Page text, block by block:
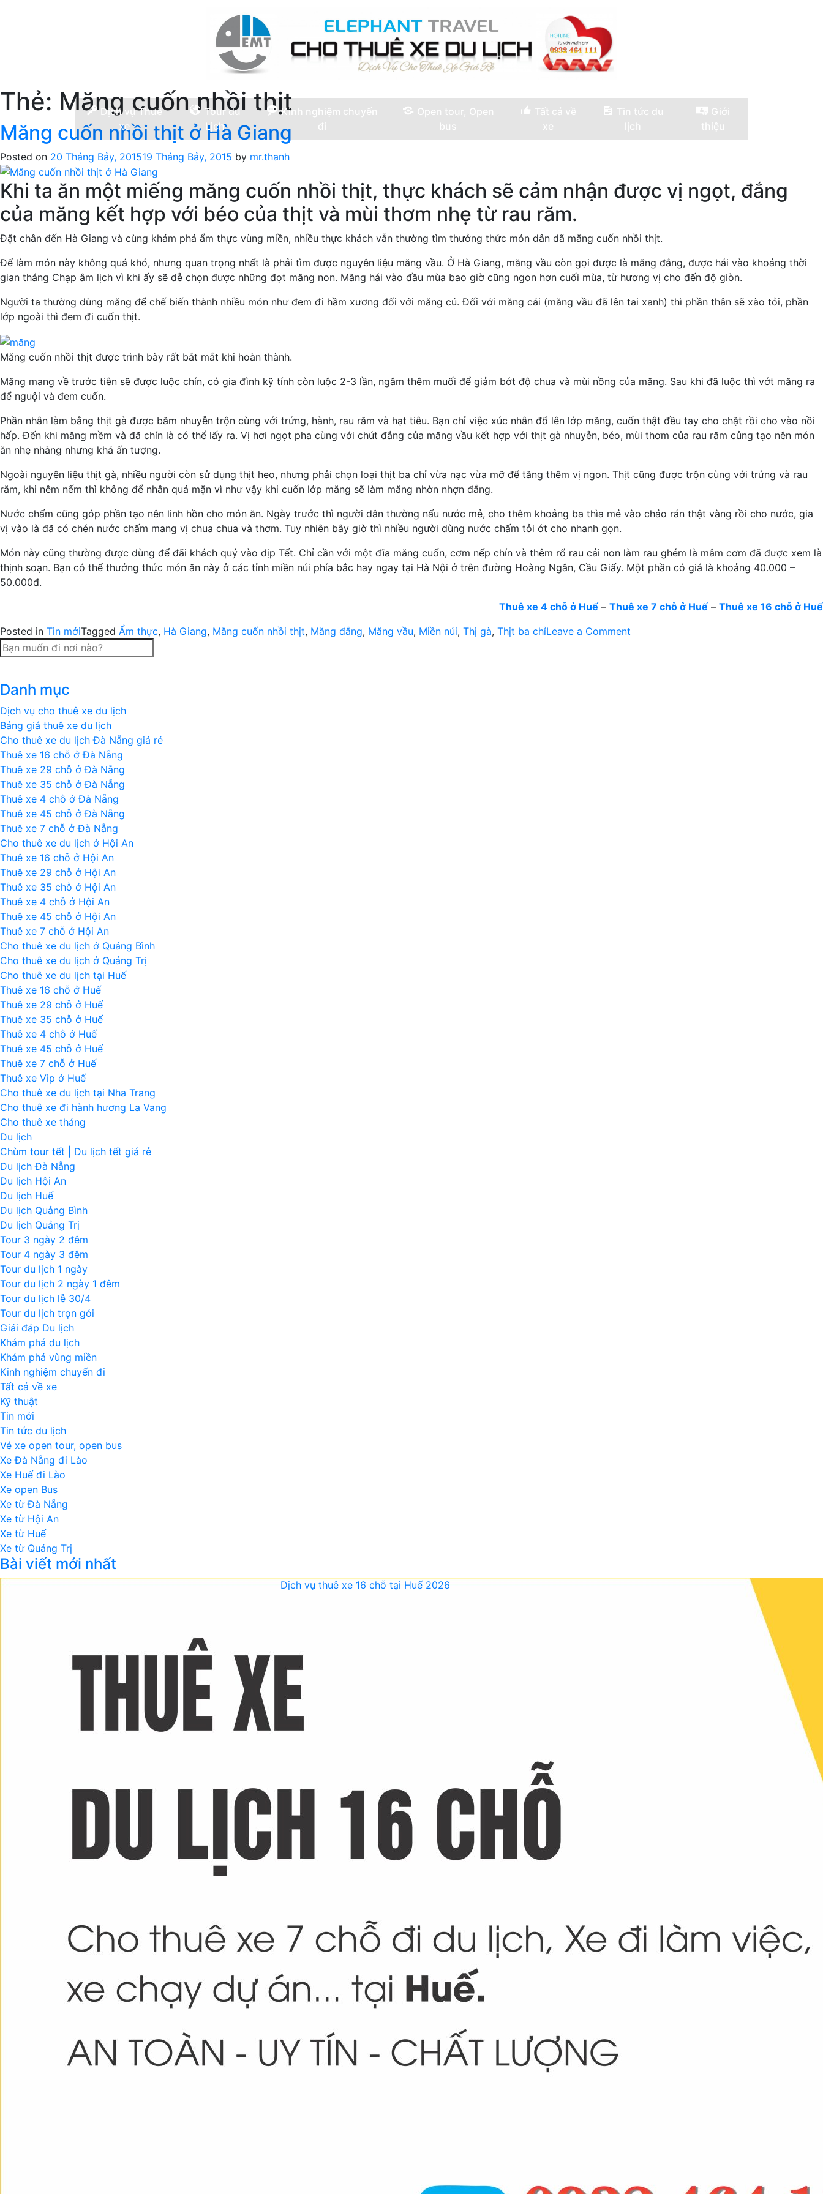
Dịch vụ Thuê
xe
Tour du
Lịch
Kinh nghiệm chuyến
đi
Open tour, Open
bus
Tất cả về
xe
Tin tức du
lịch
Giới
thiệu
Thẻ: Măng cuốn nhồi thịt
Măng cuốn nhồi thịt ở Hà Giang
Posted on 20 Tháng Bảy, 201519 Tháng Bảy, 2015 by mr.thanh
Khi ta ăn một miếng măng cuốn nhồi thịt, thực khách sẽ cảm nhận được vị ngọt, đắng
của măng kết hợp với béo của thịt và mùi thơm nhẹ từ rau răm.
Đặt chân đến Hà Giang và cùng khám phá ẩm thực vùng miền, nhiều thực khách vẫn thường tìm thưởng thức món dân dã măng cuốn nhồi thịt.
Để làm món này không quá khó, nhưng quan trọng nhất là phải tìm được nguyên liệu măng vầu. Ở Hà Giang, măng vầu còn gọi được là măng đắng, được hái vào khoảng thời
gian tháng Chạp âm lịch vì khi ấy sẽ dễ chọn được những đọt măng non. Măng hái vào đầu mùa bao giờ cũng ngon hơn cuối mùa, từ hương vị cho đến độ giòn.
Người ta thường dùng măng để chế biến thành nhiều món như đem đi hầm xương đối với măng củ. Đối với măng cái (măng vầu đã lên tai xanh) thì phần thân sẽ xào tỏi, phần
lớp ngoài thì đem đi cuốn thịt.
Măng cuốn nhồi thịt được trình bày rất bắt mắt khi hoàn thành.
Măng mang về trước tiên sẽ được luộc chín, có gia đình kỹ tính còn luộc 2-3 lần, ngâm thêm muối để giảm bớt độ chua và mùi nồng của măng. Sau khi đã luộc thì vớt măng ra
để nguội và đem cuốn.
Phần nhân làm bằng thịt gà được băm nhuyễn trộn cùng với trứng, hành, rau răm và hạt tiêu. Bạn chỉ việc xúc nhân đổ lên lớp măng, cuốn thật đều tay cho chặt rồi cho vào nồi
hấp. Đến khi măng mềm và đã chín là có thể lấy ra. Vị hơi ngọt pha cùng với chút đắng của măng vầu kết hợp với thịt gà nhuyễn, béo, mùi thơm của rau răm củng tạo nên món
ăn nhẹ nhàng nhưng khá ấn tượng.
Ngoài nguyên liệu thịt gà, nhiều người còn sử dụng thịt heo, nhưng phải chọn loại thịt ba chỉ vừa nạc vừa mỡ để tăng thêm vị ngon. Thịt cũng được trộn cùng với trứng và rau
răm, khi nêm nếm thì không để nhân quá mặn vì như vậy khi cuốn lớp măng sẽ làm măng nhờn nhợn đắng.
Nước chấm cũng góp phần tạo nên linh hồn cho món ăn. Ngày trước thì người dân thường nấu nước mẻ, cho thêm khoảng ba thìa mẻ vào chảo rán thật vàng rồi cho nước, gia
vị vào là đã có chén nước chấm mang vị chua chua và thơm. Tuy nhiên bây giờ thì nhiều người dùng nước chấm tỏi ớt cho nhanh gọn.
Món này cũng thường được dùng để đãi khách quý vào dịp Tết. Chỉ cần với một đĩa măng cuốn, cơm nếp chín và thêm rổ rau cải non làm rau ghém là mâm cơm đã được xem là
thịnh soạn. Bạn có thể thưởng thức món ăn này ở các tỉnh miền núi phía bắc hay ngay tại Hà Nội ở trên đường Hoàng Ngân, Cầu Giấy. Một phần có giá là khoảng 40.000 –
50.000đ.
Thuê xe 4 chỗ ở Huế – Thuê xe 7 chỗ ở Huế – Thuê xe 16 chỗ ở Huế
Posted in Tin mớiTagged Ẩm thực, Hà Giang, Măng cuốn nhồi thịt, Măng đắng, Măng vầu, Miền núi, Thị gà, Thịt ba chỉLeave a Comment
Danh mục
Dịch vụ cho thuê xe du lịch
Bảng giá thuê xe du lịch
Cho thuê xe du lịch Đà Nẵng giá rẻ
Thuê xe 16 chỗ ở Đà Nẵng
Thuê xe 29 chỗ ở Đà Nẵng
Thuê xe 35 chỗ ở Đà Nẵng
Thuê xe 4 chỗ ở Đà Nẵng
Thuê xe 45 chỗ ở Đà Nẵng
Thuê xe 7 chỗ ở Đà Nẵng
Cho thuê xe du lịch ở Hội An
Thuê xe 16 chỗ ở Hội An
Thuê xe 29 chỗ ở Hội An
Thuê xe 35 chỗ ở Hội An
Thuê xe 4 chỗ ở Hội An
Thuê xe 45 chỗ ở Hội An
Thuê xe 7 chỗ ở Hội An
Cho thuê xe du lịch ở Quảng Bình
Cho thuê xe du lịch ở Quảng Trị
Cho thuê xe du lịch tại Huế
Thuê xe 16 chỗ ở Huế
Thuê xe 29 chỗ ở Huế
Thuê xe 35 chỗ ở Huế
Thuê xe 4 chỗ ở Huế
Thuê xe 45 chỗ ở Huế
Thuê xe 7 chỗ ở Huế
Thuê xe Vip ở Huế
Cho thuê xe du lịch tại Nha Trang
Cho thuê xe đi hành hương La Vang
Cho thuê xe tháng
Du lịch
Chùm tour tết | Du lịch tết giá rẻ
Du lịch Đà Nẵng
Du lịch Hội An
Du lịch Huế
Du lịch Quảng Bình
Du lịch Quảng Trị
Tour 3 ngày 2 đêm
Tour 4 ngày 3 đêm
Tour du lịch 1 ngày
Tour du lịch 2 ngày 1 đêm
Tour du lịch lễ 30/4
Tour du lịch trọn gói
Giải đáp Du lịch
Khám phá du lịch
Khám phá vùng miền
Kinh nghiệm chuyến đi
Tất cả về xe
Kỹ thuật
Tin mới
Tin tức du lịch
Vé xe open tour, open bus
Xe Đà Nẵng đi Lào
Xe Huế đi Lào
Xe open Bus
Xe từ Đà Nẵng
Xe từ Hội An
Xe từ Huế
Xe từ Quảng Trị
Bài viết mới nhất
Dịch vụ thuê xe 16 chỗ tại Huế 2026